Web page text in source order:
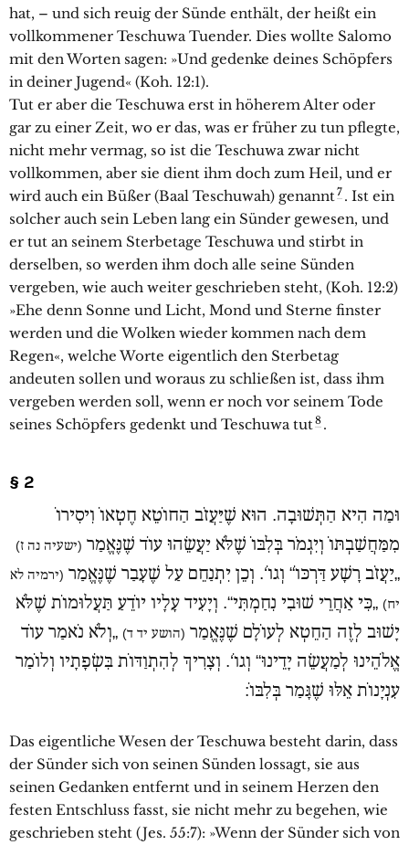
hat, – und sich reuig der Sünde enthält, der heißt ein
vollkommener Teschuwa Tuender. Dies wollte Salomo
mit den Worten sagen: »Und gedenke deines Schöpfers
in deiner Jugend« (Koh. 12:1).
Tut er aber die Teschuwa erst in höherem Alter oder
gar zu einer Zeit, wo er das, was er früher zu tun pflegte,
nicht mehr vermag, so ist die Teschuwa zwar nicht
vollkommen, aber sie dient ihm doch zum Heil, und er
wird auch ein Büßer (Baal Teschuwah) genannt7 . Ist ein
solcher auch sein Leben lang ein Sünder gewesen, und
er tut an seinem Sterbetage Teschuwa und stirbt in
derselben, so werden ihm doch alle seine Sünden
vergeben, wie auch weiter geschrieben steht, (Koh. 12:2)
»Ehe denn Sonne und Licht, Mond und Sterne finster
werden und die Wolken wieder kommen nach dem
Regen«, welche Worte eigentlich den Sterbetag
andeuten sollen und woraus zu schließen ist, dass ihm
vergeben werden soll, wenn er noch vor seinem Tode
seines Schöpfers gedenkt und Teschuwa tut8 .
§ 2
וּמַה הִיא הַתְּשׁוּבָה. הוּא שֶׁיַּעֲזֹב הַחוֹטֵא חֶטְאוֹ וִיסִירוֹ
מִמַּחֲשַׁבְתּוֹ וְיִגְמֹר בְּלִבּוֹ שֶׁלֹּא יַעֲשֵׂהוּ עוֹד שֶׁנֶּאֱמַר (ישעיה נה ז)
„יַעֲזֹב רָשָׁע דַּרְכּוֹ“ וְגוֹ‘. וְכֵן יִתְנַחֵם עַל שֶׁעָבַר שֶׁנֶּאֱמַר (ירמיה לא
יח) „כִּי אַחֲרֵי שׁוּבִי נִחַמְתִּי“. וְיָעִיד עָלָיו יוֹדֵעַ תַּעֲלוּמוֹת שֶׁלֹּא
יָשׁוּב לְזֶה הַחֵטְא לְעוֹלָם שֶׁנֶּאֱמַר (הושע יד ד) „וְלֹא נֹאמַר עוֹד
אֱלֹהֵינוּ לְמַעֲשֵׂה יָדֵינוּ“ וְגוֹ‘. וְצָרִיךְ לְהִתְוַדּוֹת בִּשְׂפָתָיו וְלוֹמַר
עִנְיָנוֹת אֵלּוּ שֶׁגָּמַר בְּלִבּוֹ:
Das eigentliche Wesen der Teschuwa besteht darin, dass
der Sünder sich von seinen Sünden lossagt, sie aus
seinen Gedanken entfernt und in seinem Herzen den
festen Entschluss fasst, sie nicht mehr zu begehen, wie
geschrieben steht (Jes. 55:7): »Wenn der Sünder sich von